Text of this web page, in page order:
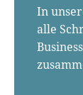
In
alle